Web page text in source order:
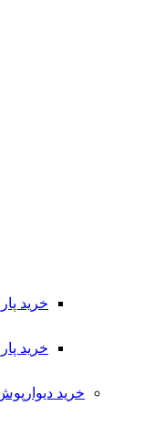
خرید
خرید
خرید